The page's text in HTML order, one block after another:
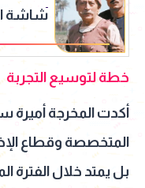
شاشة
خطة لتوسيع التجربة
أكدت المخرجة أميرة
المتخصصة وقطاع
بل يمتد خلال